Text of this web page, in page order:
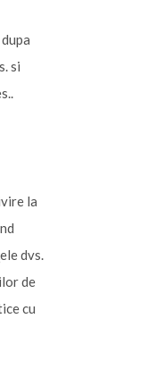
si
la
dvs.
de
cu